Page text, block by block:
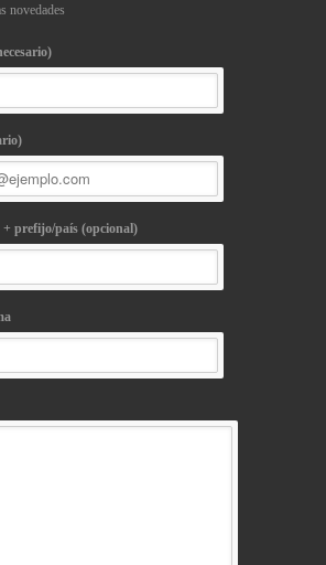
novedades
prefijo/país (opcional)